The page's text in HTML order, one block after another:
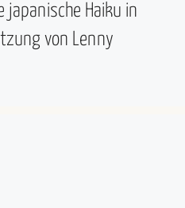
japanische Haiku in
von Lenny